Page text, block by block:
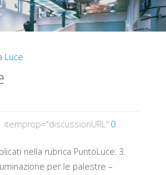
Luce
itemprop="discussionURL" 0
nella rubrica PuntoLuce: 3.
per le palestre –